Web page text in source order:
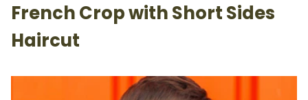
French Crop with Short Sides
Haircut